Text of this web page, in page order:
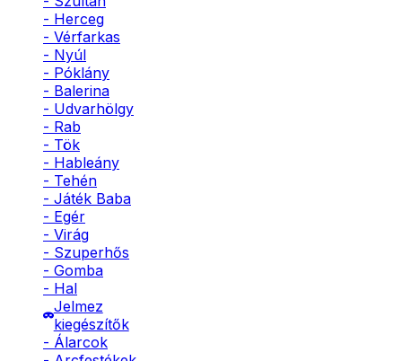
- Herceg
- Vérfarkas
- Nyúl
- Póklány
- Balerina
- Udvarhölgy
- Rab
- Tök
- Hableány
- Tehén
- Játék Baba
- Egér
- Virág
- Szuperhős
- Gomba
- Hal
Jelmez
kiegészítők
- Álarcok